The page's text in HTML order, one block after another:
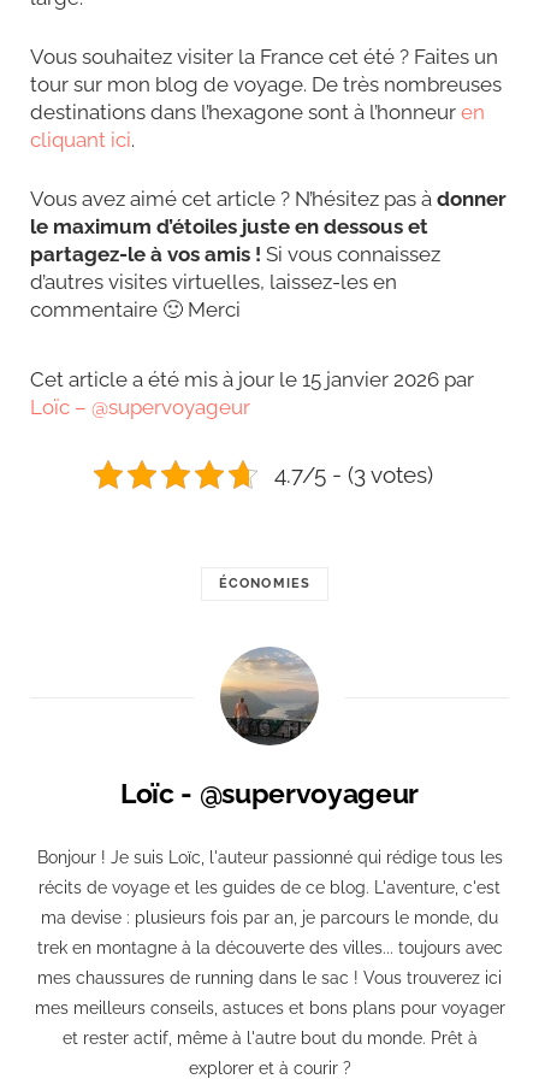
Vous souhaitez visiter la France cet été ? Faites un
tour sur mon blog de voyage. De très nombreuses
destinations dans l’hexagone sont à l’honneur en
cliquant ici.
Vous avez aimé cet article ? N’hésitez pas à donner
le maximum d’étoiles juste en dessous et
partagez-le à vos amis ! Si vous connaissez
d’autres visites virtuelles, laissez-les en
commentaire 🙂 Merci
Cet article a été mis à jour le 15 janvier 2026 par
Loïc – @supervoyageur
4.7/5 - (3 votes)
ÉCONOMIES
Loïc - @supervoyageur
Bonjour ! Je suis Loïc, l'auteur passionné qui rédige tous les
récits de voyage et les guides de ce blog. L'aventure, c'est
ma devise : plusieurs fois par an, je parcours le monde, du
trek en montagne à la découverte des villes... toujours avec
mes chaussures de running dans le sac ! Vous trouverez ici
mes meilleurs conseils, astuces et bons plans pour voyager
et rester actif, même à l'autre bout du monde. Prêt à
explorer et à courir ?